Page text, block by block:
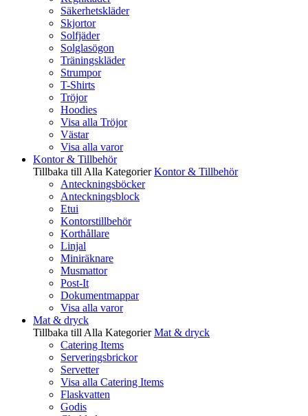
Säkerhetskläder
Skjortor
Solfjäder
Solglasögon
Träningskläder
Strumpor
T-Shirts
Tröjor
Hoodies
Visa alla Tröjor
Västar
Visa alla varor
Kontor & Tillbehör
Tillbaka till Alla Kategorier Kontor & Tillbehör
Anteckningsböcker
Anteckningsblock
Etui
Kontorstillbehör
Korthållare
Linjal
Miniräknare
Musmattor
Post-It
Dokumentmappar
Visa alla varor
Mat & dryck
Tillbaka till Alla Kategorier Mat & dryck
Catering Items
Serveringsbrickor
Servetter
Visa alla Catering Items
Flaskvatten
Godis